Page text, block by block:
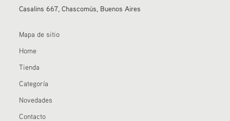
Casalins 667, Chascomús, Buenos Aires
Mapa de sitio
Home
Tienda
Categoría
Novedades
Contacto